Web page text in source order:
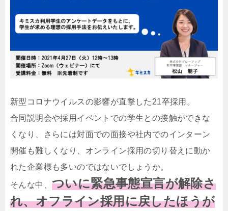
新型コロナウイルスの影響が直撃した21卒採用。
合同説明会や採用イベントでの学生との接触ができな
くなり、さらには対面での面接や社内でのインターン
開催も難しくなり、オンライン採用の切り替えに動か
れた企業様も多いのではないでしょうか。
そんな中、 ついに緊急事態宣言が解除さ
れ、オフライン採用に戻したほうが